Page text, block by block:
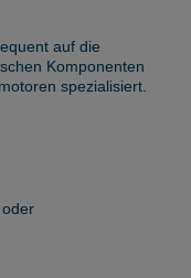
auf die
Komponenten
spezialisiert.